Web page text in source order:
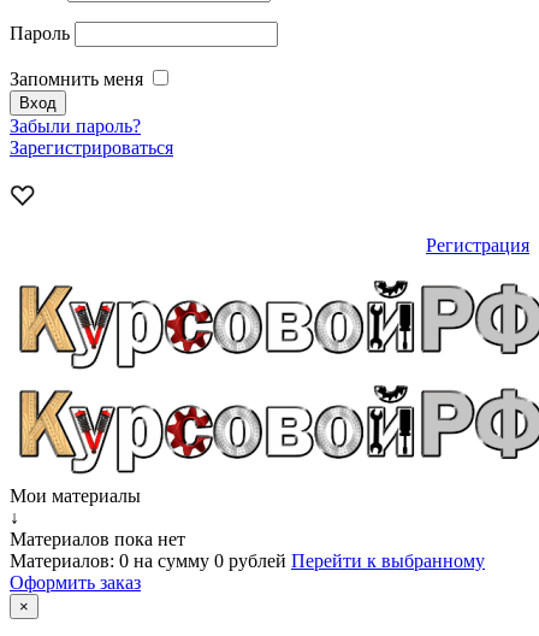
Пароль
Запомнить меня
Забыли пароль?
Зарегистрироваться
Регистрация
Мои материалы
↓
Материалов пока нет
Материалов: 0 на сумму 0 рублей Перейти к выбранному
Оформить заказ
×